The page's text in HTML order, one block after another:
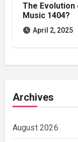
The Evolution
Music 1404?
April 2, 2025
Archives
August 2026